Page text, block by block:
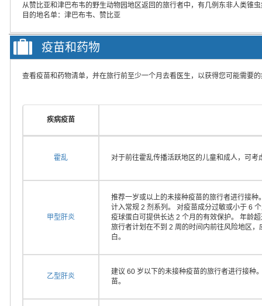
从赞比亚和津巴布韦的野生动物园地区返回的旅行者中，有几例东非人类锥
目的地名单：津巴布韦、赞比亚
疫苗和药物
查看疫苗和药物清单，并在旅行前至少一个月去看医生，以获得您可能需要
疾病疫苗
霍乱 对于前往霍乱传播活跃地区的儿童和成人，可考
甲型肝炎
推荐一岁或以上的未接种疫苗的旅行者进行接
计入常规 2 剂系列。 对疫苗成分过敏或小于 6
疫球蛋白可提供长达 2 个月的有效保护。 年龄
旅行者计划在不到 2 周的时间内前往风险地区
白。
乙型肝炎
建议 60 岁以下的未接种疫苗的旅行者进行接种
苗。